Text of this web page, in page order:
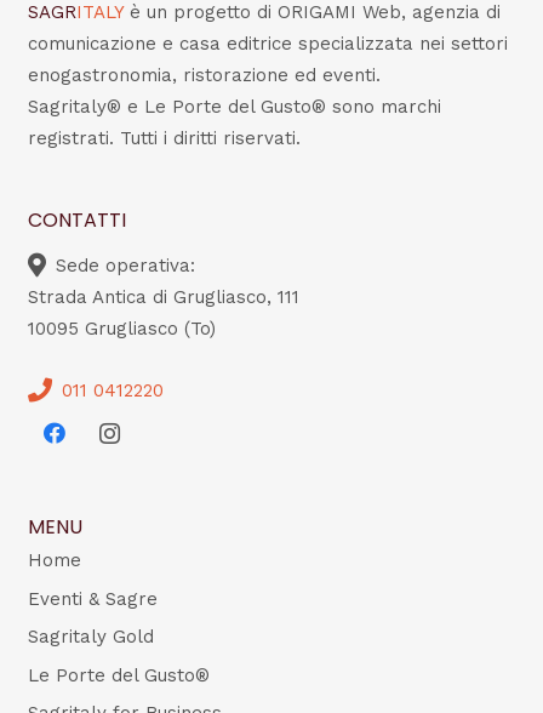
SAGRITALY è un progetto di ORIGAMI Web, agenzia di
comunicazione e casa editrice specializzata nei settori
enogastronomia, ristorazione ed eventi.
Sagritaly® e Le Porte del Gusto® sono marchi
registrati. Tutti i diritti riservati.
CONTATTI
Sede operativa:
Strada Antica di Grugliasco, 111
10095 Grugliasco (To)
011 0412220
MENU
Home
Eventi & Sagre
Sagritaly Gold
Le Porte del Gusto®